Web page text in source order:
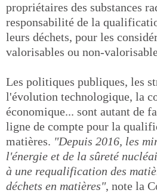
propriétaires des substances
responsabilité de la
leurs déchets, pour les
valorisables ou non-
Les politiques publiques, les
l'évolution technologique, la
économique... sont autant de
ligne de compte pour la
matières. "Depuis 2016, les
l'énergie et de la sûreté
à une requalification des
déchets en matières", note la